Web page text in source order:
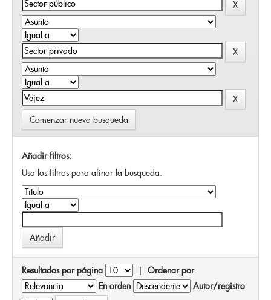
Comenzar nueva busqueda
Añadir filtros:
Usa los filtros para afinar la busqueda.
Resultados por página | Ordenar por
En orden
Autor/registro